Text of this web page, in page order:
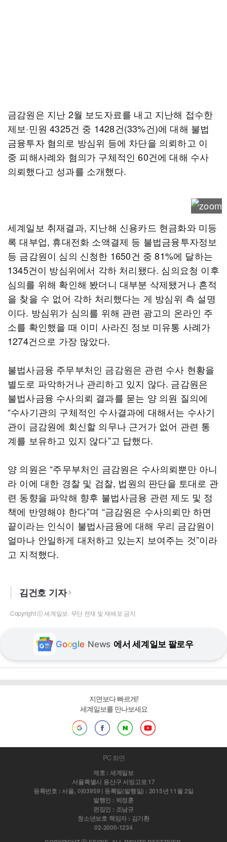
금감원은 지난 2월 보도자료를 내고 지난해 접수한
제보·민원 4325건 중 1428건(33%건)에 대해 불법
금융투자 혐의로 방심위 등에 차단을 의뢰하고 이
중 피해사례와 혐의가 구체적인 60건에 대해 수사
의뢰했다고 성과를 소개했다.
세계일보 취재결과, 지난해 신용카드 현금화와 미등
록 대부업, 휴대전화 소액결제 등 불법금융투자정보
등 금감원이 심의 신청한 1650건 중 81%에 달하는
1345건이 방심위에서 각하 처리됐다. 심의요청 이후
심의를 위해 확인해 봤더니 대부분 삭제됐거나 흔적
을 찾을 수 없어 각하 처리했다는 게 방심위 측 설명
이다. 방심위가 심의를 위해 관련 광고의 온라인 주
소를 확인했을 때 이미 사라진 정보 미유통 사례가
1274건으로 가장 많았다.
불법사금융 주무부처인 금감원은 관련 수사 현황을
별도로 파악하거나 관리하고 있지 않다. 금감원은
불법사금융 수사의뢰 결과를 묻는 양 의원 질의에
“수사기관의 구체적인 수사결과에 대해서는 수사기
관이 금감원에 회신할 의무나 근거가 없어 관련 통
계를 보유하고 있지 않다”고 답했다.
양 의원은 “주무부처인 금감원은 수사의뢰뿐만 아니
라 이에 대한 경찰 및 검찰, 법원의 판단을 토대로 관
련 동향을 파악해 향후 불법사금융 관련 제도 및 정
책에 반영해야 한다”며 “금감원은 수사의뢰만 하면
끝이라는 인식이 불법사금융에 대해 우리 금감원이
얼마나 안일하게 대처하고 있는지 보여주는 것”이라
고 지적했다.
김건호 기자
Copyright ⓒ 세계일보. 무단 전재 및 재배포 금지
Google News 에서 세계일보 팔로우
지면보다 빠르게!
세계일보를 만나보세요
PC 화면
제호 : 세계일보
서울특별시 용산구 서빙고로 17
등록번호 : 서울, 아03959 | 등록일(발행일) : 2015년 11월 2일
발행인 : 박정훈
편집인 : 조남규
청소년보호 책임자 : 김기환
02-2000-1234